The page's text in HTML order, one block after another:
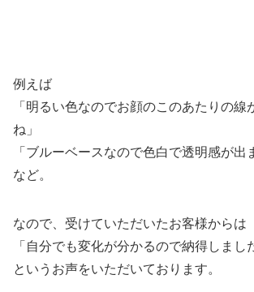
例えば
「明るい色なのでお顔のこのあたりの線
ね」
「ブルーベースなので色白で透明感が出
など。
なので、受けていただいたお客様からは
「自分でも変化が分かるので納得しまし
というお声をいただいております。